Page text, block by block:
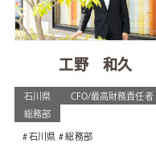
工野 和久
石川県
CFO/最高財務責任者
総務部
石川県 総務部